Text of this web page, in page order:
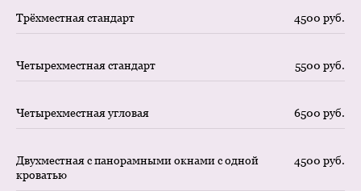
Трёхместная стандарт 4500 руб.
Четырехместная стандарт 5500 руб.
Четырехместная угловая 6500 руб.
Двухместная с панорамными окнами с одной
кроватью
4500 руб.